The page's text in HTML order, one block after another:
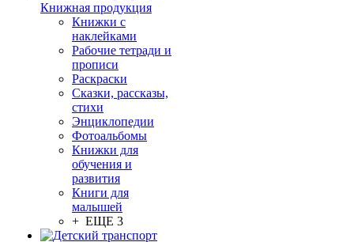
Книжная продукция
Книжки с
наклейками
Рабочие тетради и
прописи
Раскраски
Сказки, рассказы,
стихи
Энциклопедии
Фотоальбомы
Книжки для
обучения и
развития
Книги для
малышей
+ ЕЩЕ 3